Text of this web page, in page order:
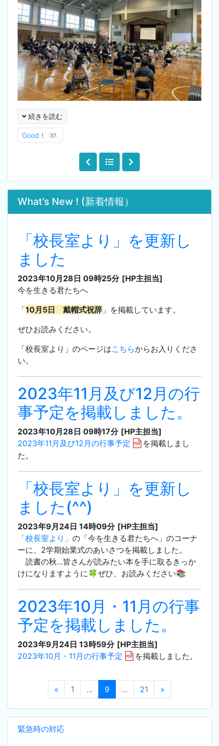
緊急時の対応
続きを読む
Good！ 37
What’s New ! (新着情報）
「校長室より」を更新し
ました
2023年10月28日 09時25分 [HP主担当]
今を生きる君たちへ
「10月5日 戴帽式祝辞 」を掲載しています。
ぜひお読みください。
「校長室より」のページはこちらからお入りくださ
い。
2023年11月及び12月の行
事予定を掲載しました。
2023年10月28日 09時17分 [HP主担当]
2023年11月及び12月の行事予定
を掲載しまし
た。
「校長室より」を更新し
ました(^^)
2023年9月24日 14時09分 [HP主担当]
「校長室より」 の「今を生きる君たちへ」のコーナ
ーに、2学期始業式のあいさつを掲載しました。
読書の秋…皆さんが読みたい本を手に取るきっか
けになりますように🍀ぜひ、お読みください📚
2023年10月・11月の行事
予定を掲載しました。
2023年9月24日 13時59分 [HP主担当]
2023年10月・11月の行事予定
を掲載しました。
« 1 ... 9 ... 21 »